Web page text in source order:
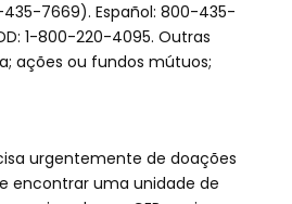
435-7669). Español: 800-435-
1-800-220-4095. Outras
ações ou fundos mútuos;
urgentemente de doações
encontrar uma unidade de